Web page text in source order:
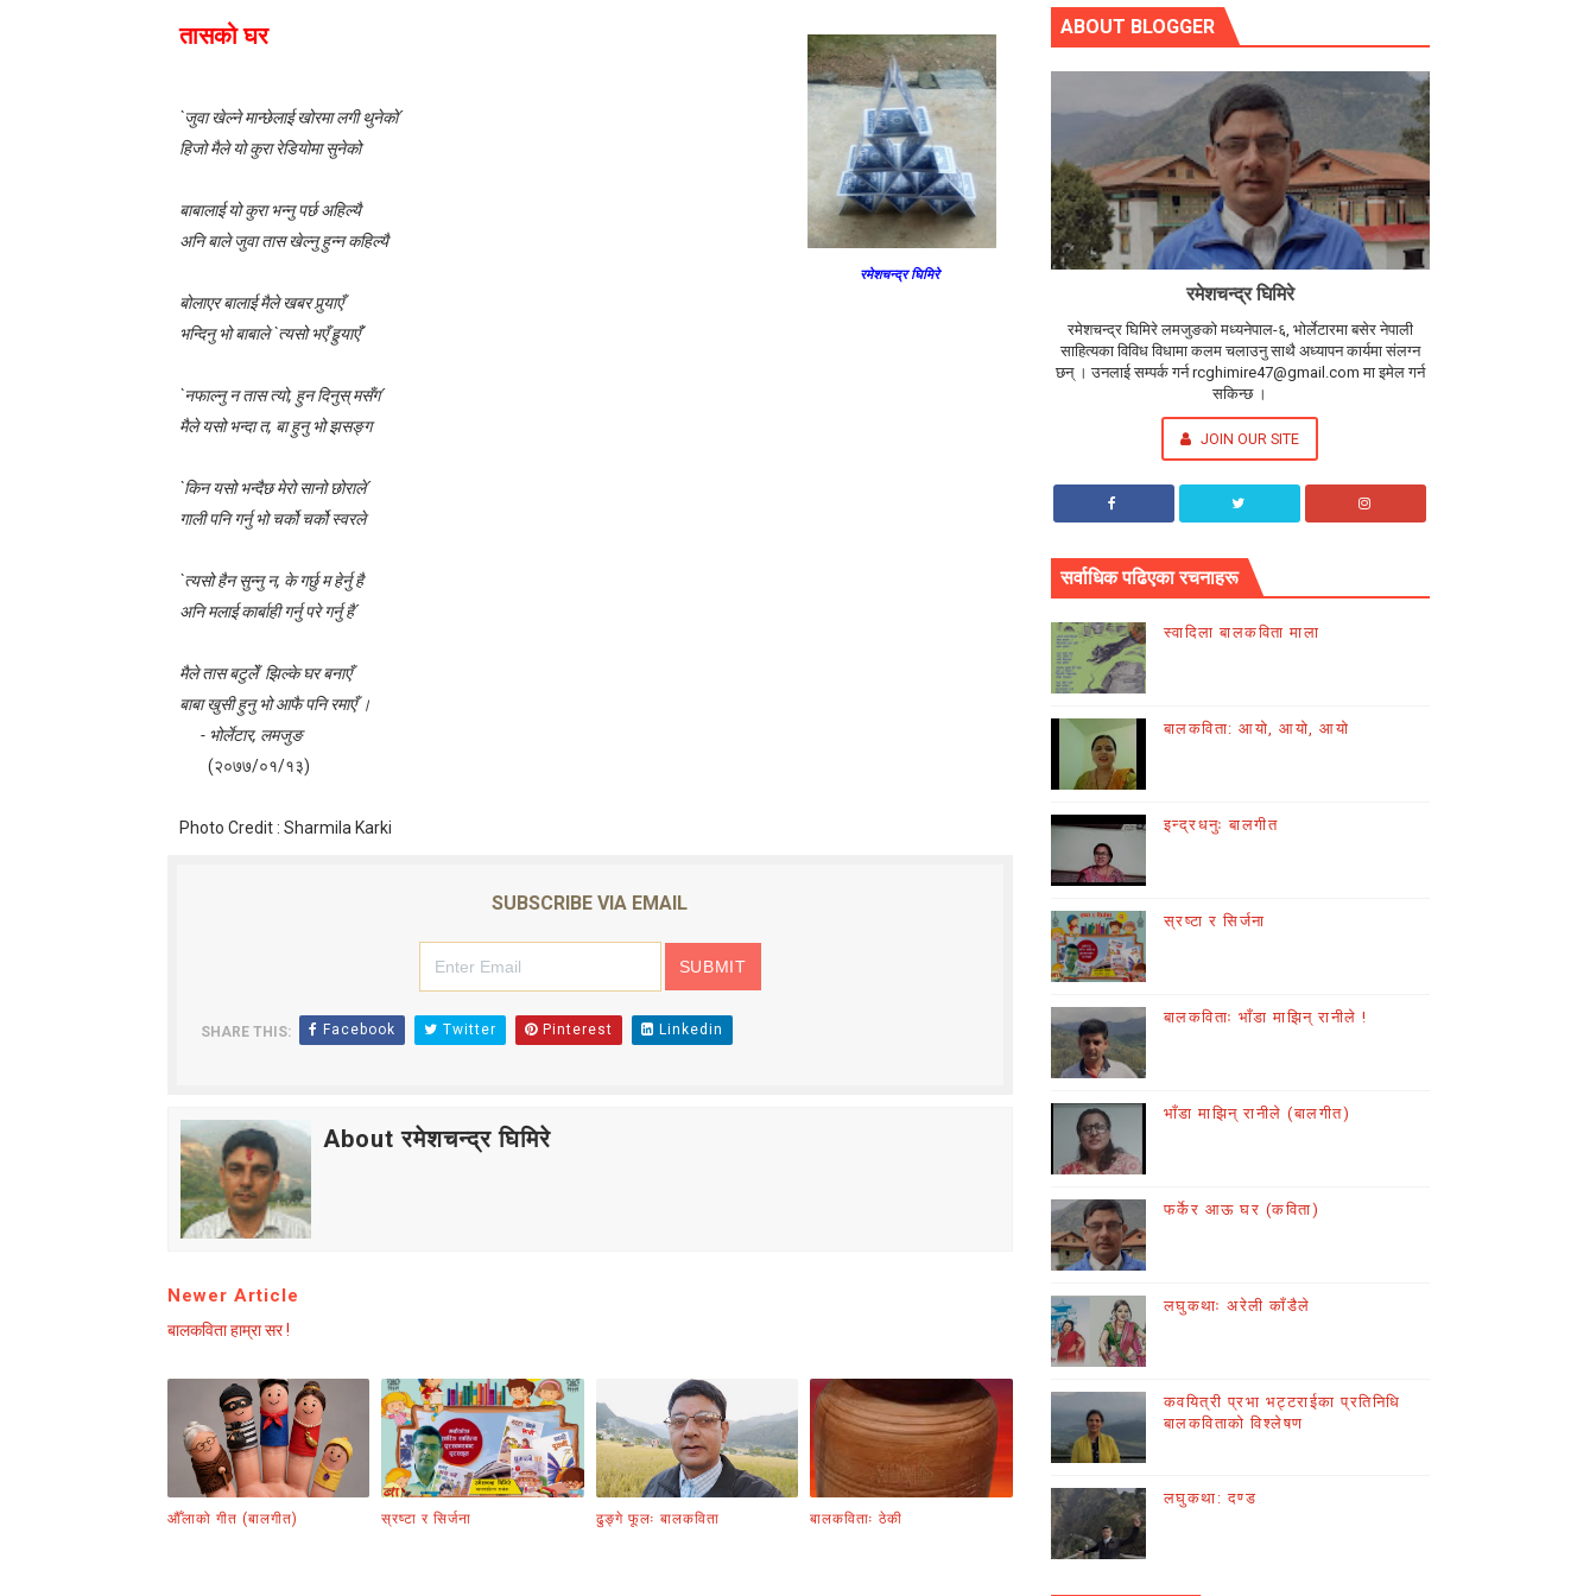
लघुकथाः सम्बन्ध
पालोः लघुकथा
बाल लघुकथाः निर्देशन
लघुकथाः स्वार्थी सम्झौता
बालकविताः ठेकी
बालकविताः बाल अधिकार
लघुकथा: दसैँको टीका
बालकविता: तीज आयो तीजमा
औँलाको गीत (बालगीत)
रमेशचन्द्र घिमिरे
तासको घर
`जुवा खेल्ने मान्छेलाई खोरमा लगी थुनेको´
हिजो मैले यो कुरा रेडियोमा सुनेको
बाबालाई यो कुरा भन्नु पर्छ अहिल्यै
अनि बाले जुवा तास खेल्नु हुन्न कहिल्यै
बोलाएर बालाई मैले खबर पुर्‍याएँ
भन्दिनु भो बाबाले `त्यसो भएँ हुर्‍याएँ´
`नफाल्नु न तास त्यो, हुन दिनुस् मसँग´
मैले यसो भन्दा त, बा हुनु भो झसङ्ग
`किन यसो भन्दैछ मेरो सानो छोराले´
गाली पनि गर्नु भो चर्को चर्को स्वरले
`त्यसो हैन सुन्नु न, के गर्छु म हेर्नु है
अनि मलाई कार्बाही गर्नु परे गर्नु है´
मैले तास बटुलेँ झिल्के घर बनाएँ
बाबा खुसी हुनु भो आफै पनि रमाएँ ।
- भोर्लेटार, लमजुङ
(२०७७/०१/१३)
Photo Credit : Sharmila Karki
SUBSCRIBE VIA EMAIL
SHARE THIS: Facebook Twitter Pinterest Linkedin
About रमेशचन्द्र घिमिरे
Newer Article
बालकविता हाम्रा सर !
औँलाको गीत (बालगीत) स्रष्टा र सिर्जना ढुङ्गे फूलः बालकविता बालकविताः ठेकी
ABOUT BLOGGER
रमेशचन्द्र घिमिरे
रमेशचन्द्र घिमिरे लमजुङको मध्यनेपाल-६, भोर्लेटारमा बसेर नेपाली
साहित्यका विविध विधामा कलम चलाउनु साथै अध्यापन कार्यमा संलग्न
छन् । उनलाई सम्पर्क गर्न rcghimire47@gmail.com मा इमेल गर्न
सकिन्छ ।
JOIN OUR SITE
सर्वाधिक पढिएका रचनाहरू
स्वादिला बालकविता माला
बालकविता: आयो, आयो, आयो
इन्द्रधनुः बालगीत
स्रष्टा र सिर्जना
बालकविताः भाँडा माझिन् रानीले !
भाँडा माझिन् रानीले (बालगीत)
फर्केर आऊ घर (कविता)
लघुकथाः अरेली काँडैले
कवयित्री प्रभा भट्टराईका प्रतिनिधि
बालकविताको विश्लेषण
लघुकथा: दण्ड